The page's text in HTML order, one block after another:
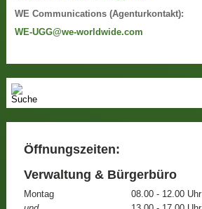
WE Communications (Agenturkontakt):
WE-UGG@we-worldwide.com
Öffnungszeiten:
Verwaltung & Bürgerbüro
Montag
08.00 - 12.00 Uhr